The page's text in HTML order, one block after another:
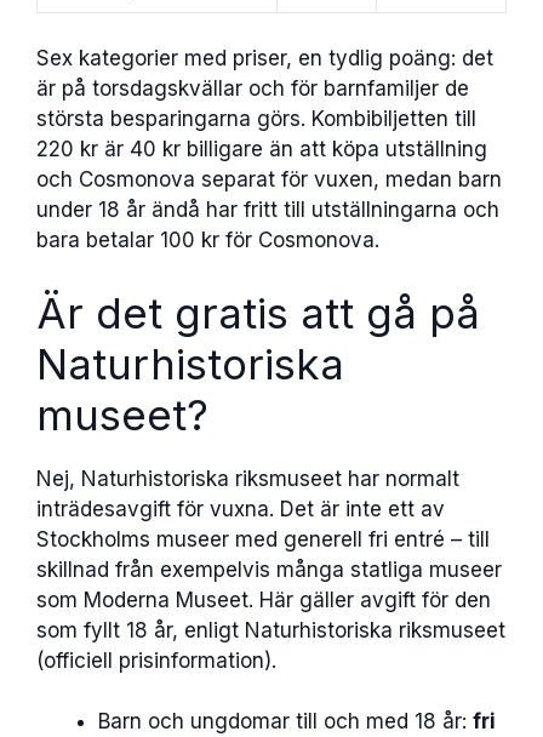
Sex kategorier med priser, en tydlig poäng: det
är på torsdagskvällar och för barnfamiljer de
största besparingarna görs. Kombibiljetten till
220 kr är 40 kr billigare än att köpa utställning
och Cosmonova separat för vuxen, medan barn
under 18 år ändå har fritt till utställningarna och
bara betalar 100 kr för Cosmonova.
Är det gratis att gå på
Naturhistoriska
museet?
Nej, Naturhistoriska riksmuseet har normalt
inträdesavgift för vuxna. Det är inte ett av
Stockholms museer med generell fri entré – till
skillnad från exempelvis många statliga museer
som Moderna Museet. Här gäller avgift för den
som fyllt 18 år, enligt Naturhistoriska riksmuseet
(officiell prisinformation).
Barn och ungdomar till och med 18 år: fri